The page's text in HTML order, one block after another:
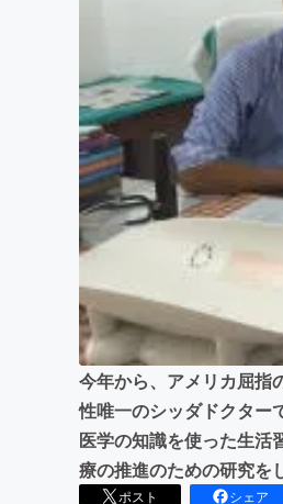
ビジネ
まちづく
今年から、アメリカ屈指
性唯一のシッダドクター
医学の知識を使った生活
療の推進のための研究を
ポスト シェア